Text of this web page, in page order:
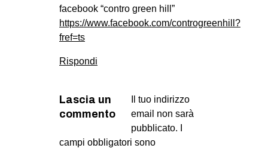
facebook “contro green hill”
https://www.facebook.com/controgreenhill?
fref=ts
Rispondi
Lascia un
commento
Il tuo indirizzo
email non sarà
pubblicato.
campi obbligatori sono